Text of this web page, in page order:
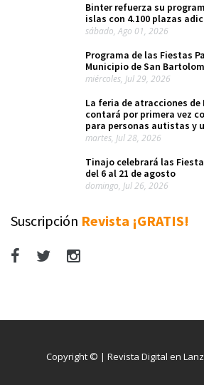
Binter refuerza su
islas con 4.100 plazas
sábado, Ago 01, 2026
Programa de las Fiestas
Municipio de San
miércoles, Jul 29, 2026
La feria de atracciones de
contará por primera vez
para personas autistas y
martes, Jul 28, 2026
Tinajo celebrará las
del 6 al 21 de agosto
domingo, Jul 26, 2026
Suscripción Revista ¡GRATIS!
Copyright © | Revista Digital en